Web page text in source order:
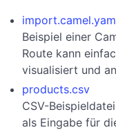
Beispiel einer
Route kann
visualisiert und
products.csv
CSV-
als Eingabe für